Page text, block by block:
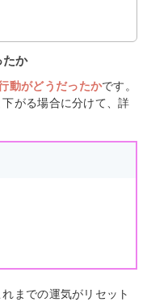
か
動がどうだったかです。
がる場合に分けて、詳
までの運気がリセット